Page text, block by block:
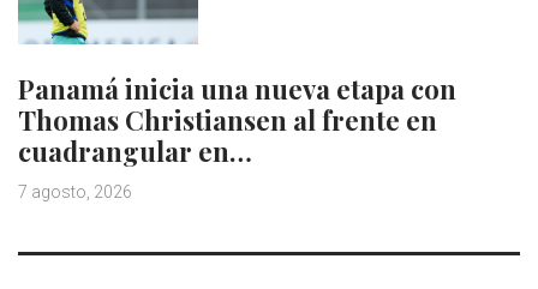
Panamá inicia una nueva etapa con
Thomas Christiansen al frente en
cuadrangular en…
7 agosto, 2026